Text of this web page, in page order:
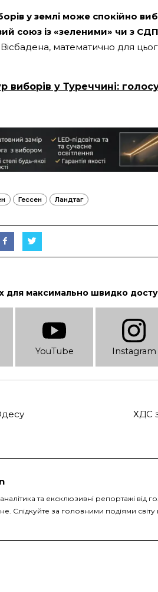
у землі може спокійно
союз із «зеленими» чи з
математично для
виборів у Туреччині:
Гессен Ландтаг
для максимально швидко
YouTube Instagram
ХДС
та ексклюзивні репортажі від
Слідкуйте за головними подіями світу